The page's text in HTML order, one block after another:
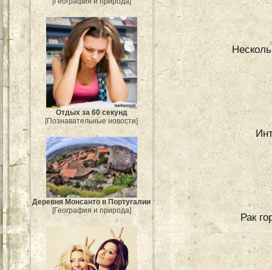
Отдых за 60 секунд
[Познавательные новости]
Деревня Монсанто в Португалии
[География и природа]
Рак